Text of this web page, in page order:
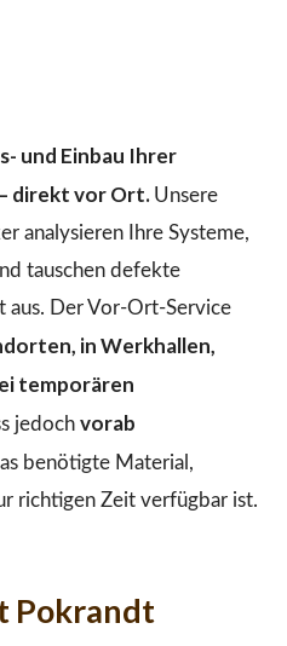
und Einbau Ihrer
direkt vor Ort. Unsere
analysieren Ihre Systeme,
tauschen defekte
aus. Der Vor-Ort-Service
in Werkhallen,
temporären
jedoch vorab
benötigte Material,
richtigen Zeit verfügbar ist.
Pokrandt